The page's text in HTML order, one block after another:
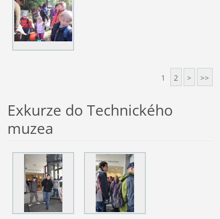
1 2 > >>
Exkurze do Technického
muzea